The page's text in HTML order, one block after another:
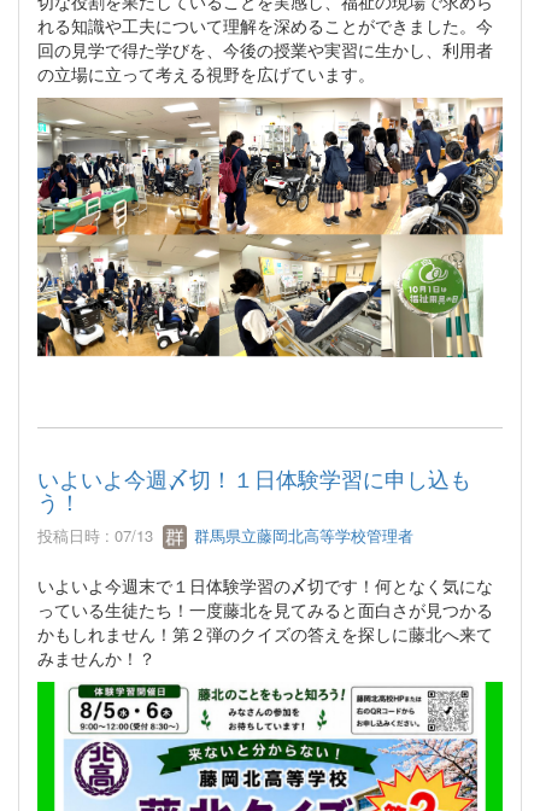
れる知識や工夫について理解を深めることができました。今
回の見学で得た学びを、今後の授業や実習に生かし、利用者
の立場に立って考える視野を広げています。
いよいよ今週〆切！１日体験学習に申し込も
う！
投稿日時 : 07/13 群馬県立藤岡北高等学校管理者
いよいよ今週末で１日体験学習の〆切です！何となく気にな
っている生徒たち！一度藤北を見てみると面白さが見つかる
かもしれません！第２弾のクイズの答えを探しに藤北へ来て
みませんか！？